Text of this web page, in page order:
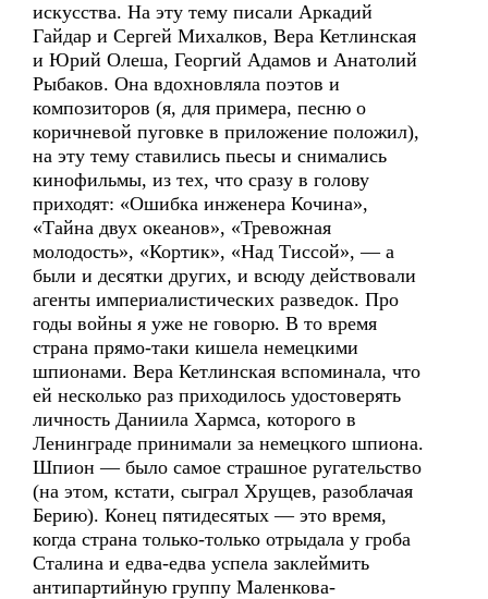
искусства. На эту тему писали Аркадий
Гайдар и Сергей Михалков, Вера Кетлинская
и Юрий Олеша, Георгий Адамов и Анатолий
Рыбаков. Она вдохновляла поэтов и
композиторов (я, для примера, песню о
коричневой пуговке в приложение положил),
на эту тему ставились пьесы и снимались
кинофильмы, из тех, что сразу в голову
приходят: «Ошибка инженера Кочина»,
«Тайна двух океанов», «Тревожная
молодость», «Кортик», «Над Тиссой», — а
были и десятки других, и всюду действовали
агенты империалистических разведок. Про
годы войны я уже не говорю. В то время
страна прямо-таки кишела немецкими
шпионами. Вера Кетлинская вспоминала, что
ей несколько раз приходилось удостоверять
личность Даниила Хармса, которого в
Ленинграде принимали за немецкого шпиона.
Шпион — было самое страшное ругательство
(на этом, кстати, сыграл Хрущев, разоблачая
Берию). Конец пятидесятых — это время,
когда страна только-только отрыдала у гроба
Сталина и едва-едва успела заклеймить
антипартийную группу Маленкова-